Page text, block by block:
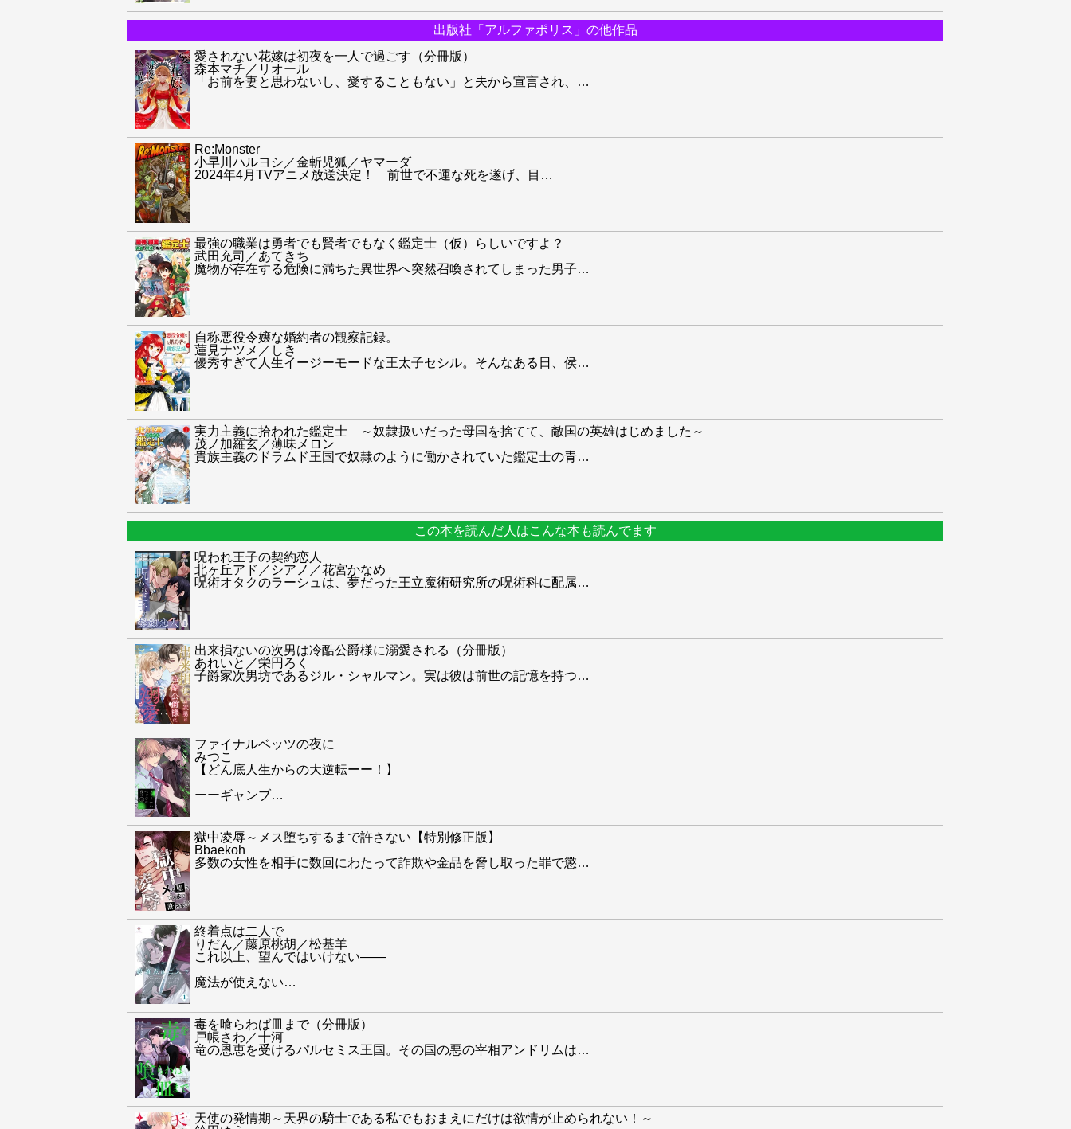
出版社「アルファポリス」の他作品
愛されない花嫁は初夜を一人で過ごす（分冊版）
森本マチ／リオール
「お前を妻と思わないし、愛することもない」と夫から宣言され、
…
Re:Monster
小早川ハルヨシ／金斬児狐／ヤマーダ
2024年4月TVアニメ放送決定！ 前世で不運な死を遂げ、目 …
最強の職業は勇者でも賢者でもなく鑑定士（仮）らしいですよ？
武田充司／あてきち
魔物が存在する危険に満ちた異世界へ突然召喚されてしまった男子…
自称悪役令嬢な婚約者の観察記録。
蓮見ナツメ／しき
優秀すぎて人生イージーモードな王太子セシル。そんなある日、侯…
実力主義に拾われた鑑定士 ～奴隷扱いだった母国を捨てて、敵国の英雄はじめました～
茂ノ加羅玄／薄味メロン
貴族主義のドラムド王国で奴隷のように働かされていた鑑定士の青…
この本を読んだ人はこんな本も読んでます
呪われ王子の契約恋人
北ヶ丘アド／シアノ／花宮かなめ
呪術オタクのラーシュは、夢だった王立魔術研究所の呪術科に配属…
出来損ないの次男は冷酷公爵様に溺愛される（分冊版）
あれいと／栄円ろく
子爵家次男坊であるジル・シャルマン。実は彼は前世の記憶を持つ…
ファイナルベッツの夜に
みつこ
【どん底人生からの大逆転ーー！】
ーーギャンブ…
獄中凌辱～メス堕ちするまで許さない【特別修正版】
Bbaekoh
多数の女性を相手に数回にわたって詐欺や金品を脅し取った罪で懲…
終着点は二人で
りだん／藤原桃胡／松基羊
これ以上、望んではいけない——
魔法が使えない…
毒を喰らわば皿まで（分冊版）
戸帳さわ／十河
竜の恩恵を受けるパルセミス王国。その国の悪の宰相アンドリムは…
天使の発情期～天界の騎士である私でもおまえにだけは欲情が止められない！～